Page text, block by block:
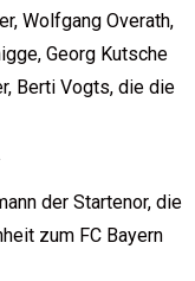
Wolfgang Overath,
Georg Kutsche
Berti Vogts, die die
der Startenor, die
zum FC Bayern